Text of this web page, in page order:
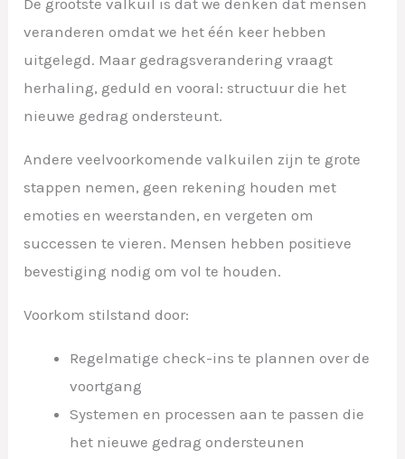
veranderen omdat we het één keer hebben
uitgelegd. Maar gedragsverandering vraagt
herhaling, geduld en vooral: structuur die het
nieuwe gedrag ondersteunt.
Andere veelvoorkomende valkuilen zijn te grote
stappen nemen, geen rekening houden met
emoties en weerstanden, en vergeten om
successen te vieren. Mensen hebben positieve
bevestiging nodig om vol te houden.
Voorkom stilstand door:
Regelmatige check-ins te plannen over de
voortgang
Systemen en processen aan te passen die
het nieuwe gedrag ondersteunen